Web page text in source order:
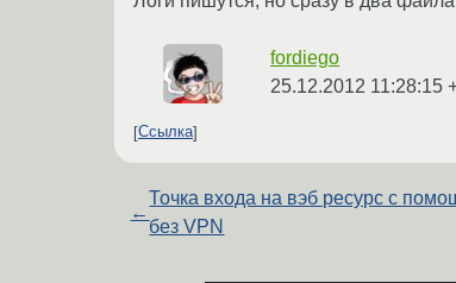
fordiego
25.12.2012 11:28:15
Ссылка
←
Точка входа на вэб ресурс с
без VPN